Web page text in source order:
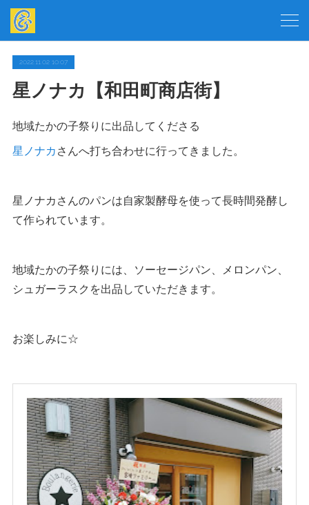
2022.11.02 10:07
星ノナカ【和田町商店街】
地域たかの子祭りに出品してくださる
星ノナカさんへ打ち合わせに行ってきました。
星ノナカさんのパンは自家製酵母を使って長時間発酵し
て作られています。
地域たかの子祭りには、ソーセージパン、メロンパン、
シュガーラスクを出品していただきます。
お楽しみに☆